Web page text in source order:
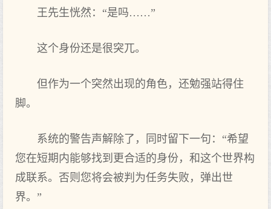
王先生恍然：“是吗……”
这个身份还是很突兀。
但作为一个突然出现的角色，还勉强站得住
脚。
系统的警告声解除了，同时留下一句：“希望
您在短期内能够找到更合适的身份，和这个世界构
成联系。否则您将会被判为任务失败，弹出世
界。”